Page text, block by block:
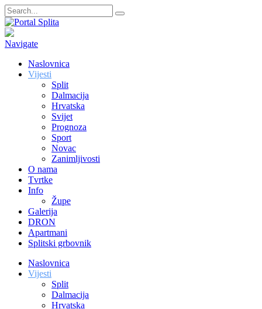
Navigate
Naslovnica
Vijesti
Split
Dalmacija
Hrvatska
Svijet
Prognoza
Sport
Novac
Zanimljivosti
O nama
Tvrtke
Info
Župe
Galerija
DRON
Apartmani
Splitski grbovnik
Naslovnica
Vijesti
Split
Dalmacija
Hrvatska